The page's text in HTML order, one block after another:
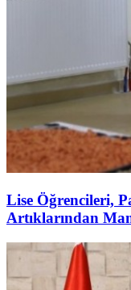
Lise Öğrencileri,
Artıklarından